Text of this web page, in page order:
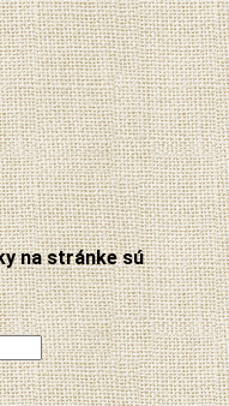
na stránke sú